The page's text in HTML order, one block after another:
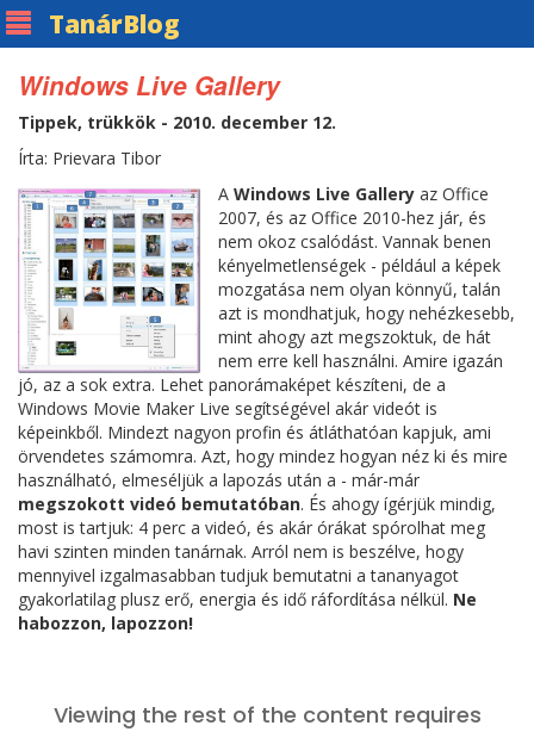
TanárBlog
Windows Live Gallery
Tippek, trükkök - 2010. december 12.
Írta: Prievara Tibor
A Windows Live Gallery az Office
2007, és az Office 2010-hez jár, és
nem okoz csalódást. Vannak benen
kényelmetlenségek - például a képek
mozgatása nem olyan könnyű, talán
azt is mondhatjuk, hogy nehézkesebb,
mint ahogy azt megszoktuk, de hát
nem erre kell használni. Amire igazán
jó, az a sok extra. Lehet panorámaképet készíteni, de a
Windows Movie Maker Live segítségével akár videót is
képeinkből. Mindezt nagyon profin és átláthatóan kapjuk, ami
örvendetes számomra. Azt, hogy mindez hogyan néz ki és mire
használható, elmeséljük a lapozás után a - már-már
megszokott videó bemutatóban. És ahogy ígérjük mindig,
most is tartjuk: 4 perc a videó, és akár órákat spórolhat meg
havi szinten minden tanárnak. Arról nem is beszélve, hogy
mennyivel izgalmasabban tudjuk bemutatni a tananyagot
gyakorlatilag plusz erő, energia és idő ráfordítása nélkül. Ne
habozzon, lapozzon!